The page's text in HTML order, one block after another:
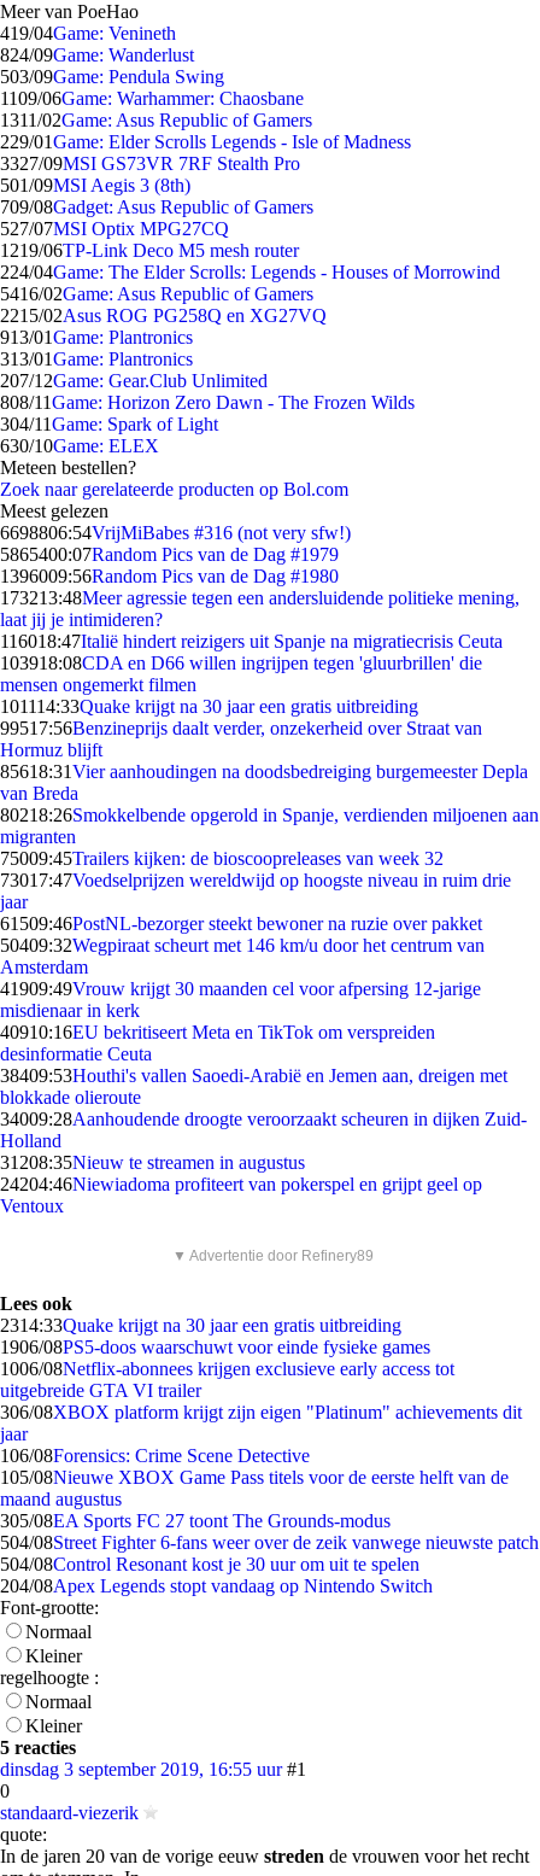
Meer van PoeHao
419/04Game: Venineth
824/09Game: Wanderlust
503/09Game: Pendula Swing
1109/06Game: Warhammer: Chaosbane
1311/02Game: Asus Republic of Gamers
229/01Game: Elder Scrolls Legends - Isle of Madness
3327/09MSI GS73VR 7RF Stealth Pro
501/09MSI Aegis 3 (8th)
709/08Gadget: Asus Republic of Gamers
527/07MSI Optix MPG27CQ
1219/06TP-Link Deco M5 mesh router
224/04Game: The Elder Scrolls: Legends - Houses of Morrowind
5416/02Game: Asus Republic of Gamers
2215/02Asus ROG PG258Q en XG27VQ
913/01Game: Plantronics
313/01Game: Plantronics
207/12Game: Gear.Club Unlimited
808/11Game: Horizon Zero Dawn - The Frozen Wilds
304/11Game: Spark of Light
630/10Game: ELEX
Meteen bestellen?
Zoek naar gerelateerde producten op Bol.com
Meest gelezen
6698806:54VrijMiBabes #316 (not very sfw!)
5865400:07Random Pics van de Dag #1979
1396009:56Random Pics van de Dag #1980
173213:48Meer agressie tegen een andersluidende politieke mening,
laat jij je intimideren?
116018:47Italië hindert reizigers uit Spanje na migratiecrisis Ceuta
103918:08CDA en D66 willen ingrijpen tegen 'gluurbrillen' die
mensen ongemerkt filmen
101114:33Quake krijgt na 30 jaar een gratis uitbreiding
99517:56Benzineprijs daalt verder, onzekerheid over Straat van
Hormuz blijft
85618:31Vier aanhoudingen na doodsbedreiging burgemeester Depla
van Breda
80218:26Smokkelbende opgerold in Spanje, verdienden miljoenen aan
migranten
75009:45Trailers kijken: de bioscoopreleases van week 32
73017:47Voedselprijzen wereldwijd op hoogste niveau in ruim drie
jaar
61509:46PostNL-bezorger steekt bewoner na ruzie over pakket
50409:32Wegpiraat scheurt met 146 km/u door het centrum van
Amsterdam
41909:49Vrouw krijgt 30 maanden cel voor afpersing 12-jarige
misdienaar in kerk
40910:16EU bekritiseert Meta en TikTok om verspreiden
desinformatie Ceuta
38409:53Houthi's vallen Saoedi-Arabië en Jemen aan, dreigen met
blokkade olieroute
34009:28Aanhoudende droogte veroorzaakt scheuren in dijken Zuid-
Holland
31208:35Nieuw te streamen in augustus
24204:46Niewiadoma profiteert van pokerspel en grijpt geel op
Ventoux
▼ Advertentie door Refinery89
Lees ook
2314:33Quake krijgt na 30 jaar een gratis uitbreiding
1906/08PS5-doos waarschuwt voor einde fysieke games
1006/08Netflix-abonnees krijgen exclusieve early access tot
uitgebreide GTA VI trailer
306/08XBOX platform krijgt zijn eigen "Platinum" achievements dit
jaar
106/08Forensics: Crime Scene Detective
105/08Nieuwe XBOX Game Pass titels voor de eerste helft van de
maand augustus
305/08EA Sports FC 27 toont The Grounds-modus
504/08Street Fighter 6-fans weer over de zeik vanwege nieuwste patch
504/08Control Resonant kost je 30 uur om uit te spelen
204/08Apex Legends stopt vandaag op Nintendo Switch
Font-grootte:
Normaal
Kleiner
regelhoogte :
Normaal
Kleiner
5 reacties
dinsdag 3 september 2019, 16:55 uur #1
0
standaard-viezerik
quote:
In de jaren 20 van de vorige eeuw streden de vrouwen voor het recht